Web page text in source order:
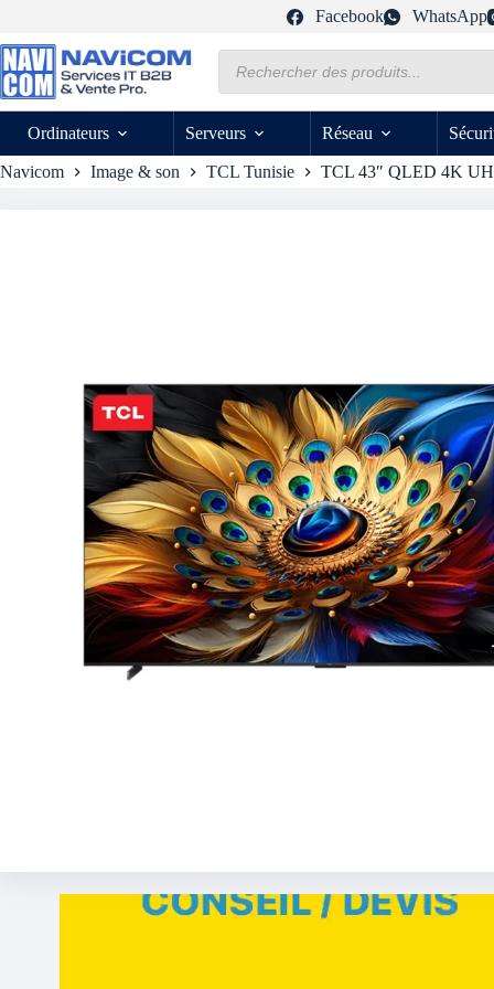
contenu
Facebook WhatsApp
produits
Ordinateurs Serveurs Réseau
Navicom Image & son TCL Tunisie TCL 43″ QLED 4K